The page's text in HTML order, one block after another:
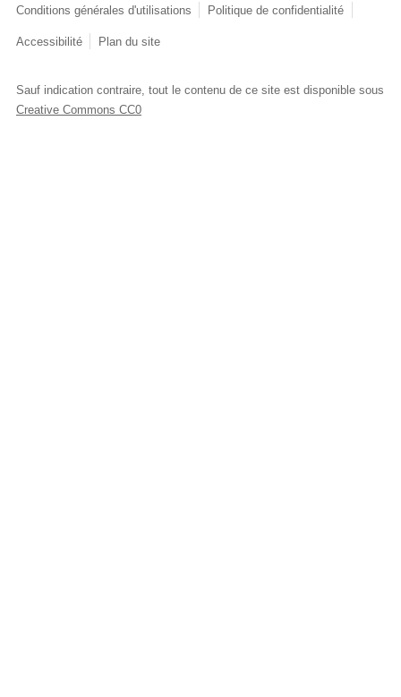
Conditions générales d'utilisations Politique de confidentialité
Accessibilité Plan du site
Sauf indication contraire, tout le contenu de ce site est disponible sous
Creative Commons CC0